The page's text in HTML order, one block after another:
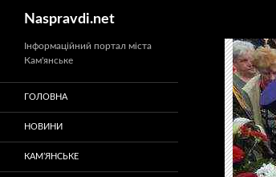
Перейти
вмісту
Naspravdi.net
Інформаційний портал міста
Кам'янське
ГОЛОВНА
НОВИНИ
КАМ’ЯНСЬКЕ